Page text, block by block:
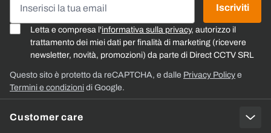
Customer care
Letta e compresa l'informativa sulla privacy, autorizzo il
trattamento dei miei dati per finalità di marketing (ricevere
newsletter, novità, promozioni) da parte di Direct CCTV SRL
Iscriviti
Questo sito è protetto da reCAPTCHA, e dalle Privacy Policy e
Termini e condizioni di Google.